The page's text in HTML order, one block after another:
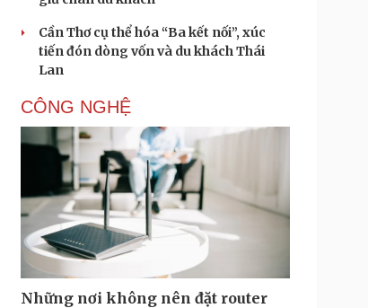
Cần Thơ cụ thể hóa “Ba kết nối”, xúc
tiến đón dòng vốn và du khách Thái
Lan
CÔNG NGHỆ
Những nơi không nên đặt router